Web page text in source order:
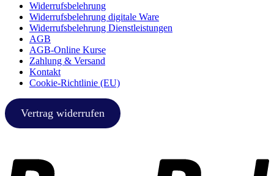
Widerrufsbelehrung
Widerrufsbelehrung digitale Ware
Widerrufsbelehrung Dienstleistungen
AGB
AGB-Online Kurse
Zahlung & Versand
Kontakt
Cookie-Richtlinie (EU)
Vertrag widerrufen